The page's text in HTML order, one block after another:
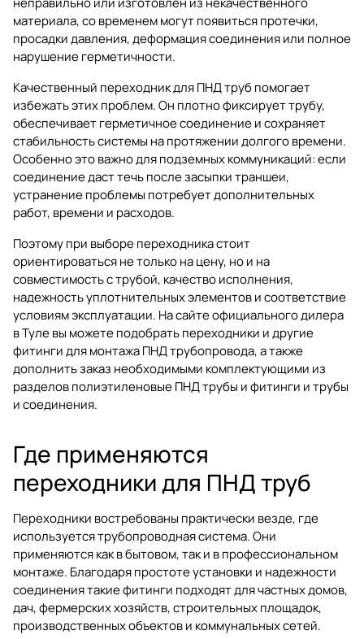
материала, со временем могут появиться протечки,
просадки давления, деформация соединения или полное
нарушение герметичности.
Качественный переходник для ПНД труб помогает
избежать этих проблем. Он плотно фиксирует трубу,
обеспечивает герметичное соединение и сохраняет
стабильность системы на протяжении долгого времени.
Особенно это важно для подземных коммуникаций: если
соединение даст течь после засыпки траншеи,
устранение проблемы потребует дополнительных
работ, времени и расходов.
Поэтому при выборе переходника стоит
ориентироваться не только на цену, но и на
совместимость с трубой, качество исполнения,
надежность уплотнительных элементов и соответствие
условиям эксплуатации. На сайте официального дилера
в Туле вы можете подобрать переходники и другие
фитинги для монтажа ПНД трубопровода, а также
дополнить заказ необходимыми комплектующими из
разделовполиэтиленовые ПНД трубы и фитинги итрубы
и соединения.
Где применяются
переходники для ПНД труб
Переходники востребованы практически везде, где
используется трубопроводная система. Они
применяются как в бытовом, так и в профессиональном
монтаже. Благодаря простоте установки и надежности
соединения такие фитинги подходят для частных домов,
дач, фермерских хозяйств, строительных площадок,
производственных объектов и коммунальных сетей.